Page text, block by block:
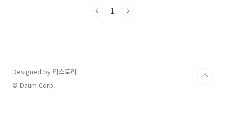
의 탄생과 진화, 인류의 미래와 인류가 살아남아야만 하는 이유와 우주로
1
Designed by 티스토리
© Daum Corp.